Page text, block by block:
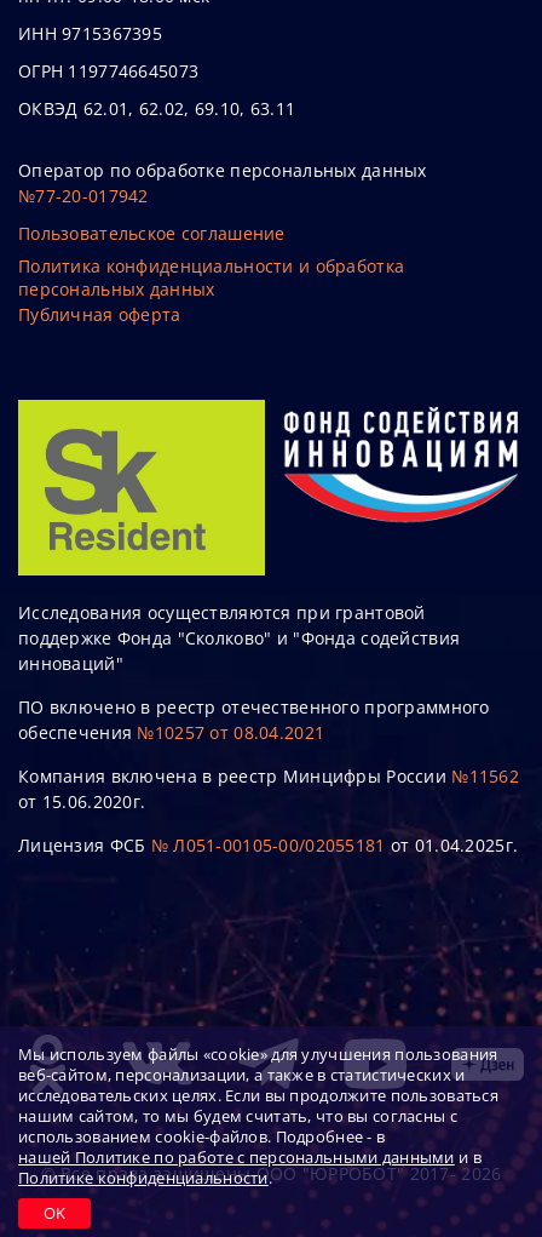
Мы используем файлы «cookie» для улучшения пользования
веб-сайтом, персонализации, а также в статистических и
исследовательских целях. Если вы продолжите пользоваться
нашим сайтом, то мы будем считать, что вы согласны с
использованием cookie-файлов. Подробнее - в
нашей Политике по работе с персональными данными и в
Политике конфиденциальности.
OK
ИНН 9715367395
ОГРН 1197746645073
ОКВЭД 62.01, 62.02, 69.10, 63.11
Оператор по обработке персональных данных
№77-20-017942
Пользовательское соглашение
Политика конфиденциальности и обработка
персональных данных
Публичная оферта
Исследования осуществляются при грантовой
поддержке Фонда "Сколково" и "Фонда содействия
инноваций"
ПО включено в реестр отечественного программного
обеспечения №10257 от 08.04.2021
Компания включена в реестр Минцифры России №11562
от 15.06.2020г.
Лицензия ФСБ № Л051-00105-00/02055181 от 01.04.2025г.
© Все права защищены ООО "ЮРРОБОТ" 2017- 2026